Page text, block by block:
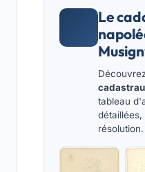
Le
tableau
résolution.